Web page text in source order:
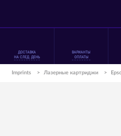
ДОСТАВКА
НА СЛЕД. ДЕНЬ
ВАРИАНТЫ
ОПЛАТЫ
Imprints > Лазерные картриджи >